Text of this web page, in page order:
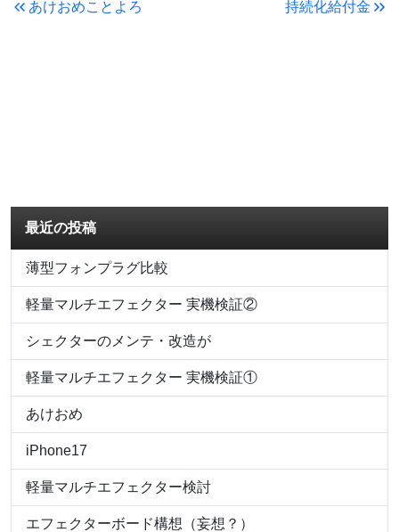
あけおめことよろ 持続化給付金
最近の投稿
薄型フォンプラグ比較
軽量マルチエフェクター 実機検証②
シェクターのメンテ・改造が
軽量マルチエフェクター 実機検証①
あけおめ
iPhone17
軽量マルチエフェクター検討
エフェクターボード構想（妄想？）